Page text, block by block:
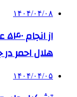
۱۴۰۴/۰۴/۰۸
هلال احمر در جنگ
۱۴۰۴/۰۴/۰۵